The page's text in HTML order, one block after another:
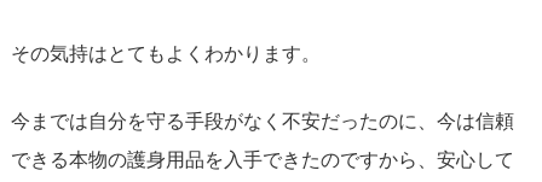
その気持はとてもよくわかります。
今までは自分を守る手段がなく不安だったのに、今は信頼
できる本物の護身用品を入手できたのですから、安心して